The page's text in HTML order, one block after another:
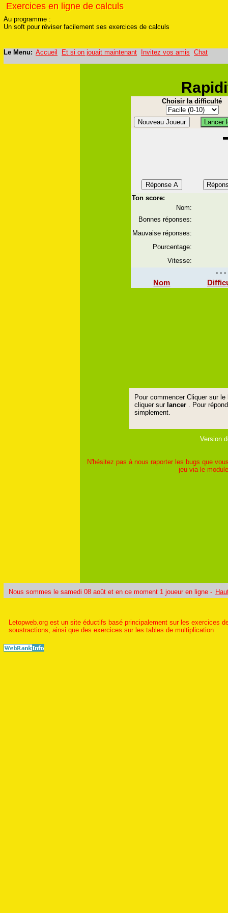
Exercices en ligne de calculs
Exercices en ligne de calculs
Au programme :
Un soft pour réviser facilement ses exercices de calculs
Le Menu: Accueil Et si on jouait maintenant Invitez vos amis Chat
Choisir la difficulté
Ton score:
Nom:
Bonnes réponses:
Mauvaise réponses:
Pourcentage:
Vitesse:
- - -
Nom
Pour commencer Cliquer sur
cliquer sur lancer . Pour
simplement.
Version
N'hésitez pas à nous raporter les bugs que
jeu via le
Nous sommes le samedi 08 août et en ce moment 1 joueur en ligne -
Letopweb.org est un site éductifs basé principalement sur les exercices
soustractions, ainsi que des exercices sur les tables de multiplication